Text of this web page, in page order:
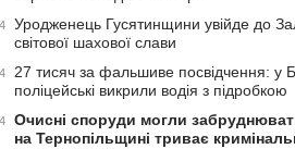
Уродженець Гусятинщини увійде до
світової шахової слави
27 тисяч за фальшиве посвідчення: у
поліцейські викрили водія з підробкою
Очисні споруди могли
на Тернопільщині триває